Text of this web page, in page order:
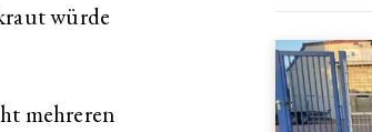
würde
mehreren